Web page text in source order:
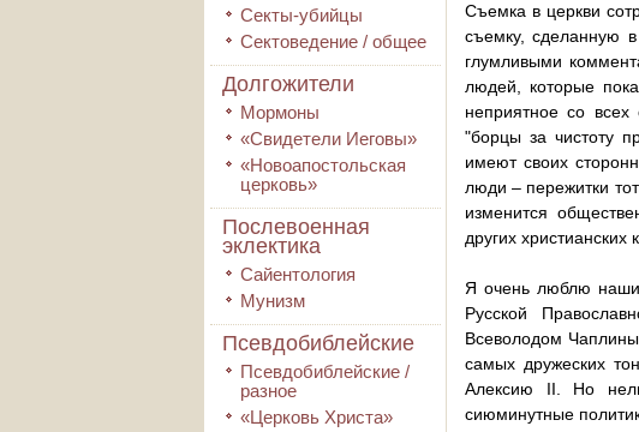
Секты-убийцы
Сектоведение / общее
Долгожители
Мормоны
«Свидетели Иеговы»
«Новоапостольская
церковь»
Послевоенная
эклектика
Сайентология
Мунизм
Псевдобиблейские
Псевдобиблейские /
разное
«Церковь Христа»
Съемка в церкви
съемку, сделанную
глумливыми
людей, которые
неприятное со всех
"борцы за чистоту
имеют своих
люди – пережитки
изменится
других христианских
Я очень люблю
Русской
Всеволодом
самых дружеских
Алексию II. Но
сиюминутные